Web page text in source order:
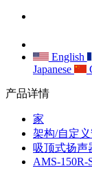
English
Japanese
产品详情
家
架构/自定
吸顶式扬声
AMS-150R-